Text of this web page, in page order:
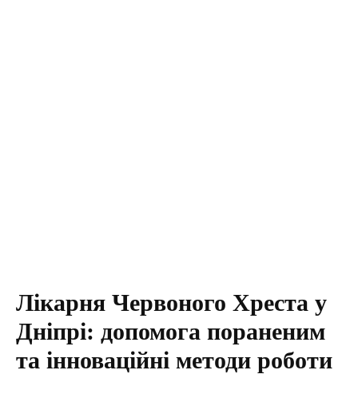
Лікарня Червоного Хреста у
Дніпрі: допомога пораненим
та інноваційні методи роботи